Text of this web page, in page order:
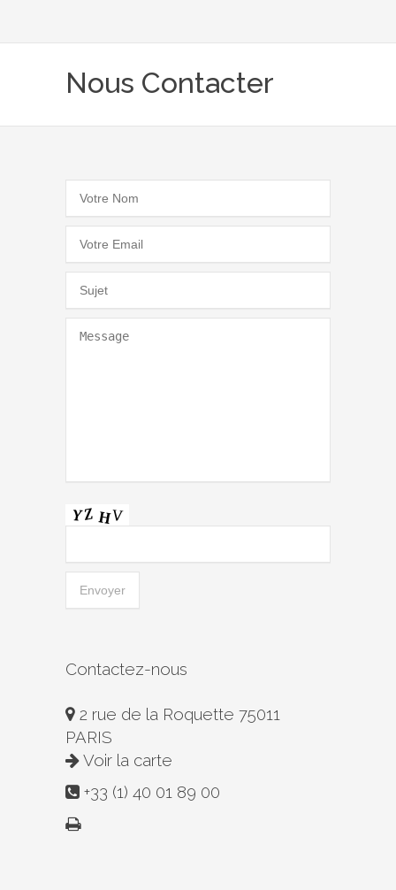
Nous Contacter
Contactez-nous
2 rue de la Roquette 75011
PARIS
Voir la carte
+33 (1) 40 01 89 00